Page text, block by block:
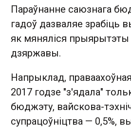
Параўнанне саюзнага
гадоў дазваляе зрабіць
як мяняліся
дзяржавы.
Напрыклад,
2017 годзе "з'ядала"
бюджэту, вайскова-
супрацоўніцтва — 0,5%,